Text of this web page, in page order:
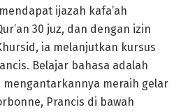
ijazah kafa’ah
30 juz, dan dengan izin
ia melanjutkan kursus
Belajar bahasa adalah
mengantarkannya meraih gelar
Prancis di bawah